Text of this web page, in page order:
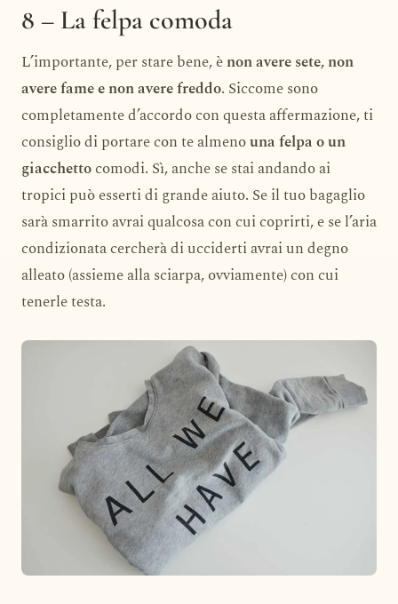
8 – La felpa comoda
L’importante, per stare bene, ènon avere sete, non
avere fame e non avere freddo. Siccome sono
completamente d’accordo con questa affermazione, ti
consiglio di portare con te almenouna felpa o un
giacchettocomodi. Sì, anche se stai andando ai
tropici può esserti di grande aiuto. Se il tuo bagaglio
sarà smarrito avrai qualcosa con cui coprirti, e se l’aria
condizionata cercherà di ucciderti avrai un degno
alleato (assieme alla sciarpa, ovviamente) con cui
tenerle testa.